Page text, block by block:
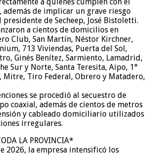
además de implicar un grave riesgo
presidente de Secheep, José Bistoletti.
a cientos de domicilios en
Club, San Martín, Néstor Kirchner,
713 Viviendas, Puerta del Sol,
Ginés Benítez, Sarmiento, Lamadrid,
Sur y Norte, Santa Teresita, Aipo, 1°
Mitre, Tiro Federal, Obrero y Matadero,
se procedió al secuestro de
coaxial, además de cientos de metros
y cableado domiciliario utilizados
irregulares.
LA PROVINCIA*
2026, la empresa intensificó los